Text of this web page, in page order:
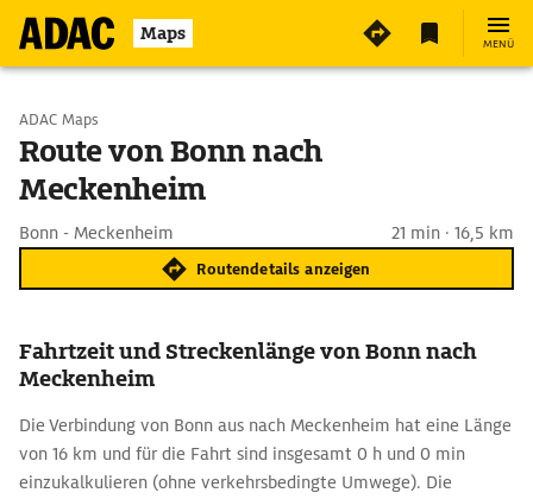
Maps MENÜ
Start wählen
Ziel eingeben
ADAC Maps
Route von Bonn nach
Meckenheim
Bonn - Meckenheim 21 min · 16,5 km
Routendetails anzeigen
Fahrtzeit und Streckenlänge von Bonn nach
Meckenheim
Die Verbindung von Bonn aus nach Meckenheim hat eine Länge
von 16 km und für die Fahrt sind insgesamt 0 h und 0 min
einzukalkulieren (ohne verkehrsbedingte Umwege). Die